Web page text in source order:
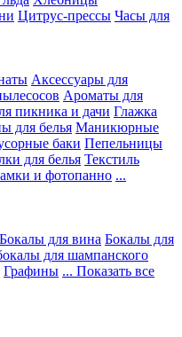
Цитрус-прессы Часы для
Аксессуары для
Ароматы для
пикника и дачи Глажка
для белья Маникюрные
баки Пепельницы
для белья Текстиль
и фотопанно ...
Бокалы для вина Бокалы для
для шампанского
Графины ... Показать все